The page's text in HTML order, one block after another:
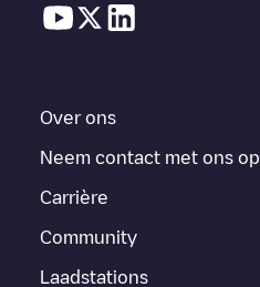
Over ons
Neem contact met ons op
Carrière
Community
Laadstations